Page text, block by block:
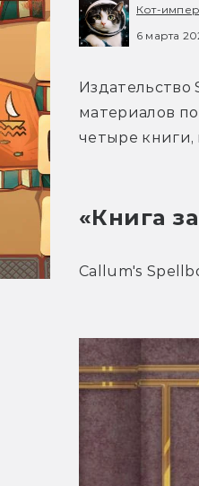
Кот-
6 марта
Издательство
материалов
четыре книги,
«Книга
Callum's